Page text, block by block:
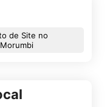
de Site no